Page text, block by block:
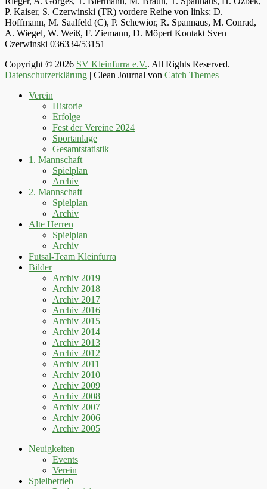
P. Kaiser, S. Czerwinski (TR) vordere Reihe von links: D.
Hoffmann, M. Saalfeld (C), P. Schewior, R. Spannaus, M. Conrad,
A. Wiegel, W. Weiß, F. Ziemann, D. Möpert Kontakt Sven
Czerwinski 036334/53151
Copyright © 2026 SV Kleinfurra e.V.. All Rights Reserved.
Datenschutzerklärung | Clean Journal von Catch Themes
scrollenVerein
Historie
Erfolge
Fest der Vereine 2024
Sportanlage
Gesamtstatistik
1. Mannschaft
Spielplan
Archiv
2. Mannschaft
Spielplan
Archiv
Alte Herren
Spielplan
Archiv
Futsal-Team Kleinfurra
Bilder
Archiv 2019
Archiv 2018
Archiv 2017
Archiv 2016
Archiv 2015
Archiv 2014
Archiv 2013
Archiv 2012
Archiv 2011
Archiv 2010
Archiv 2009
Archiv 2008
Archiv 2007
Archiv 2006
Archiv 2005
Neuigkeiten
Events
Verein
Spielbetrieb